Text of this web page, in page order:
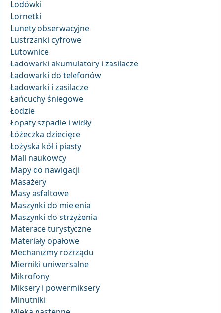
Lodówki
Lornetki
Lunety obserwacyjne
Lustrzanki cyfrowe
Lutownice
Ładowarki akumulatory i zasilacze
Ładowarki do telefonów
Ładowarki i zasilacze
Łańcuchy śniegowe
Łodzie
Łopaty szpadle i widły
Łóżeczka dziecięce
Łożyska kół i piasty
Mali naukowcy
Mapy do nawigacji
Masażery
Masy asfaltowe
Maszynki do mielenia
Maszynki do strzyżenia
Materace turystyczne
Materiały opałowe
Mechanizmy rozrządu
Mierniki uniwersalne
Mikrofony
Miksery i powermiksery
Minutniki